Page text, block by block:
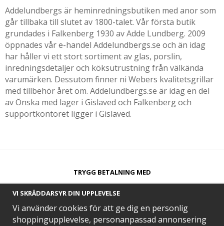
Addelundbergs är heminredningsbutiken med anor som
går tillbaka till slutet av 1800-talet. Vår första butik
grundades i Falkenberg 1930 av Adde Lundberg. 2009
öppnades vår e-handel Addelundbergs.se och än idag
har håller vi ett stort sortiment av glas, porslin,
inredningsdetaljer och köksutrustning från välkända
varumärken. Dessutom finner ni Webers kvalitetsgrillar
med tillbehör året om. Addelundbergs.se är idag en del
av Önska med lager i Gislaved och Falkenberg och
supportkontoret ligger i Gislaved.
TRYGG BETALNING MED​
VI SKRÄDDARSYR DIN UPPLEVELSE
Vi använder cookies för att ge dig en personlig
shoppingupplevelse, personanpassad annonsering